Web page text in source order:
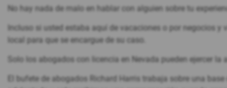
No hay nada de malo en hablar con alguien sobre tu
Incluso si usted estaba aquí de vacaciones o por negocios
local para que se encargue de su caso.
Solo los abogados con licencia en Nevada pueden ejercer la
El bufete de abogados Richard Harris trabaja sobre una